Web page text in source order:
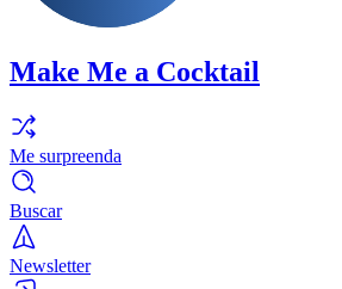
Make Me a Cocktail
Me surpreenda
Buscar
Newsletter